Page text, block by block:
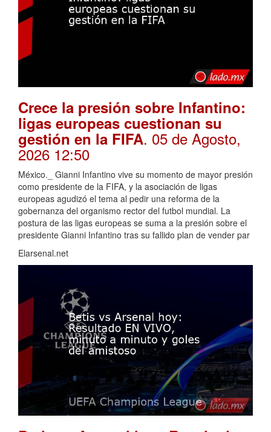
Crece la presión sobre Infantino:
ligas europeas cuestionan su
gestión en la FIFA. 05 de Agosto,
2026 12:50
México._ Gianni Infantino vive su momento de mayor presión
como presidente de la FIFA, y la asociación de ligas
europeas agudizó el tema al pedir una reforma de la
gobernanza del organismo rector del futbol mundial. La
postura de las ligas europeas se suma a la presión sobre el
presidente Gianni Infantino tras su fallido plan de vender par
Elarsenal.net